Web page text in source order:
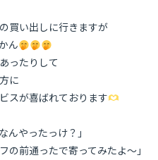
買い出しに行きますが
ん
ったりして
に
スが喜ばれております
んやったっけ？」
の前通ったで寄ってみたよ～」